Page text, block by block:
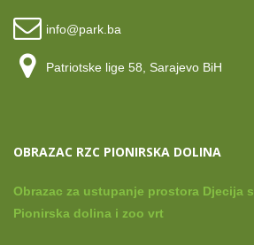
info@park.ba
Patriotske lige 58, Sarajevo BiH
OBRAZAC RZC PIONIRSKA DOLINA
Obrazac za ustupanje prostora Djecija
Pionirska dolina i zoo vrt